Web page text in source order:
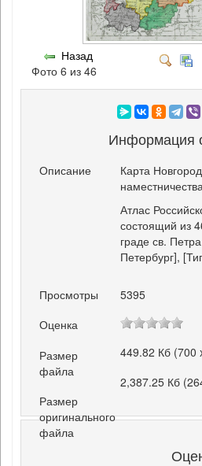
Назад
Фото 6 из 46
Информация
Описание
Карта
Атлас
состоящий из
граде св.
Петербург],
Просмотры
5395
Оценка
Размер
файла
449.82 Кб (700
Размер
оригинального
файла
2,387.25 Кб